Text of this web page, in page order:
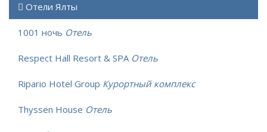
Отели Ялты
1001 ночь Отель
Respect Hall Resort & SPA Отель
Ripario Hotel Group Курортный комплекс
Thyssen House Отель